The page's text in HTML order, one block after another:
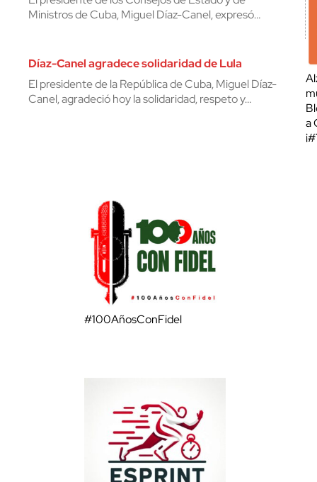
Ministros de Cuba, Miguel Díaz-Canel, expresó…
Díaz-Canel agradece solidaridad de Lula
El presidente de la República de Cuba, Miguel Díaz-
Canel, agradeció hoy la solidaridad, respeto y…
a
#100AñosConFidel